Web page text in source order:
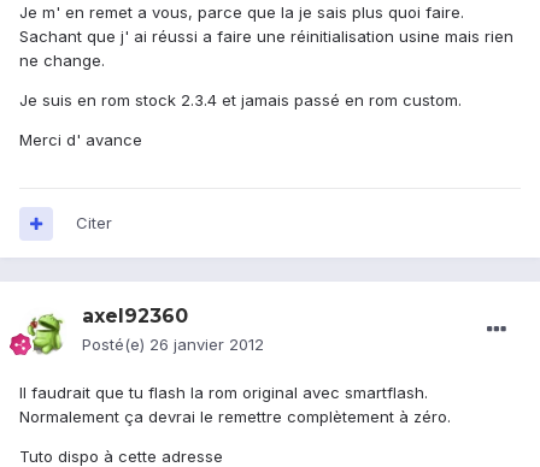
Je m' en remet a vous, parce que la je sais plus quoi faire.
Sachant que j' ai réussi a faire une réinitialisation usine mais rien
ne change.
Je suis en rom stock 2.3.4 et jamais passé en rom custom.
Merci d' avance
Citer
axel92360
Posté(e) 26 janvier 2012
Il faudrait que tu flash la rom original avec smartflash.
Normalement ça devrai le remettre complètement à zéro.
Tuto dispo à cette adresse